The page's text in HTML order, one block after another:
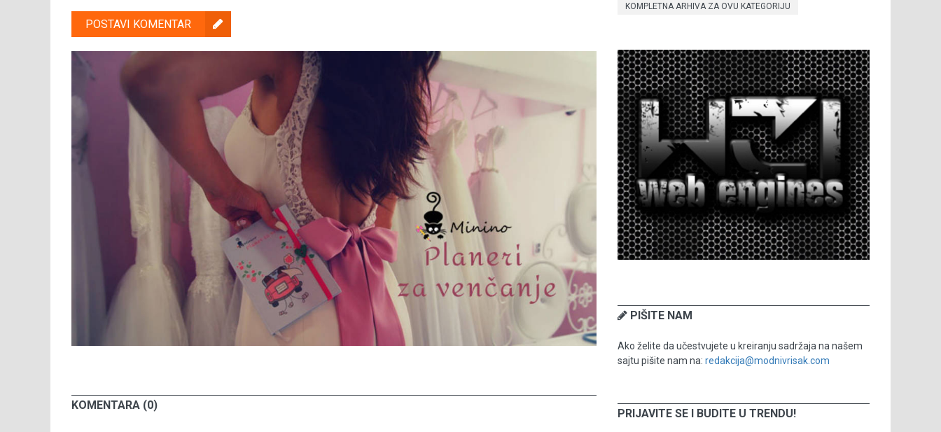
POSTAVI KOMENTAR
KOMENTARA (0)
KOMPLETNA ARHIVA ZA OVU KATEGORIJU
PIŠITE NAM
Ako želite da učestvujete u kreiranju sadržaja na našem
sajtu pišite nam na: redakcija@modnivrisak.com
PRIJAVITE SE I BUDITE U TRENDU!